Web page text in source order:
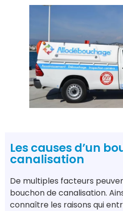
Les causes d’un
canalisation
De multiples facteurs
bouchon de canalisation.
connaître les raisons qui